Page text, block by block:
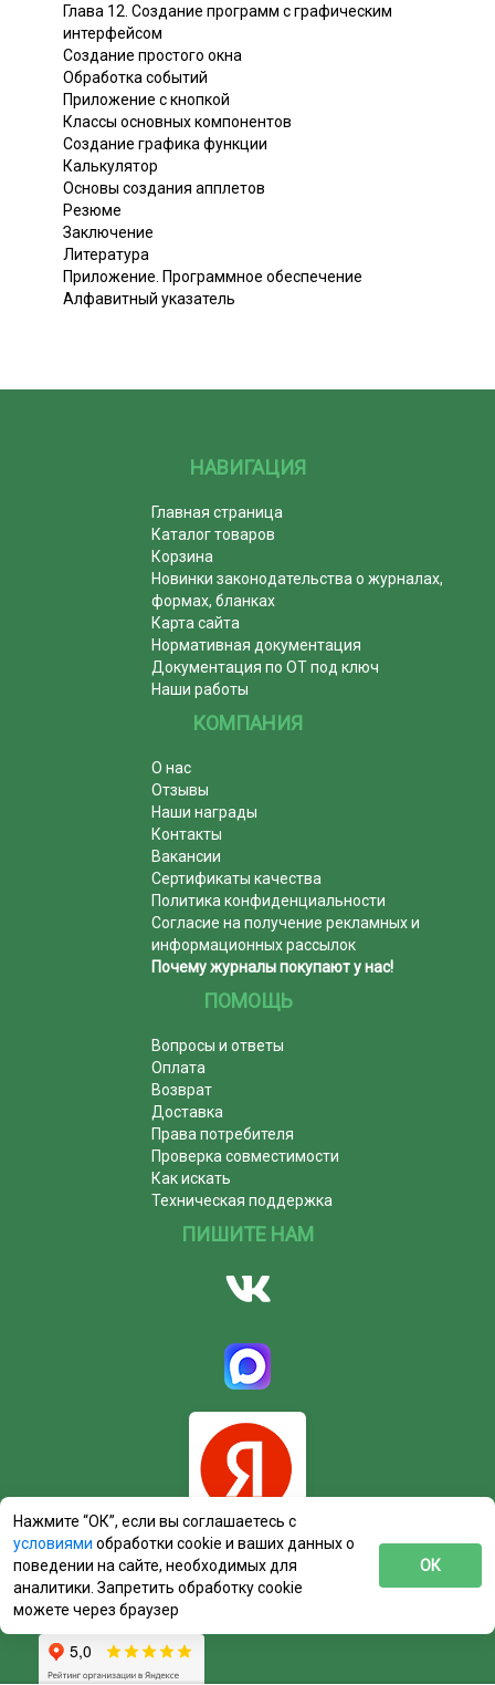
Глава 12. Создание программ с графическим
интерфейсом
Создание простого окна
Обработка событий
Приложение с кнопкой
Классы основных компонентов
Создание графика функции
Калькулятор
Основы создания апплетов
Резюме
Заключение
Литература
Приложение. Программное обеспечение
Алфавитный указатель
НАВИГАЦИЯ
Главная страница
Каталог товаров
Корзина
Новинки законодательства о журналах,
формах, бланках
Карта сайта
Нормативная документация
Документация по ОТ под ключ
Наши работы
КОМПАНИЯ
О нас
Отзывы
Наши награды
Контакты
Вакансии
Сертификаты качества
Политика конфиденциальности
Согласие на получение рекламных и
информационных рассылок
Почему журналы покупают у нас!
ПОМОЩЬ
Вопросы и ответы
Оплата
Возврат
Доставка
Права потребителя
Проверка совместимости
Как искать
Техническая поддержка
ПИШИТЕ НАМ
Нажмите “ОК”, если вы соглашаетесь с
условиями обработки cookie и ваших данных о
поведении на сайте, необходимых для
аналитики. Запретить обработку cookie
можете через браузер
ОК